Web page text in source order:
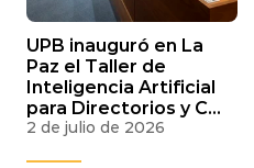
UPB inauguró en La
Paz el Taller de
Inteligencia Artificial
para Directorios y C-
Suite dirigido a altos
2 de julio de 2026